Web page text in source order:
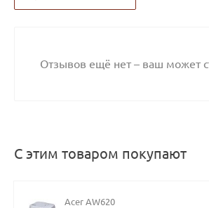
Отзывов ещё нет – ваш может
С этим товаром покупают
Acer AW620